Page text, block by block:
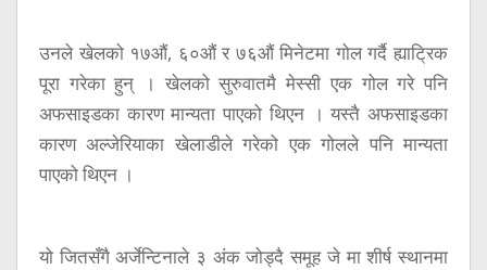
उनले खेलको १७औं, ६०औं र ७६औं मिनेटमा गोल गर्दै ह्याट्रिक
पूरा गरेका हुन् । खेलको सुरुवातमै मेस्सी एक गोल गरे पनि
अफसाइडका कारण मान्यता पाएको थिएन । यस्तै अफसाइडका
कारण अल्जेरियाका खेलाडीले गरेको एक गोलले पनि मान्यता
पाएको थिएन ।
यो जितसँगै अर्जेन्टिनाले ३ अंक जोड्दै समूह जे मा शीर्ष स्थानमा